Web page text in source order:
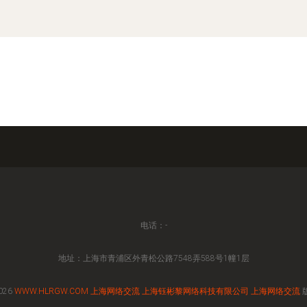
电话：-
地址：上海市青浦区外青松公路7548弄588号1幢1层
WWW.HLRGW.COM 上海网络交流 上海钰彬黎网络科技有限公司 上海网络交流